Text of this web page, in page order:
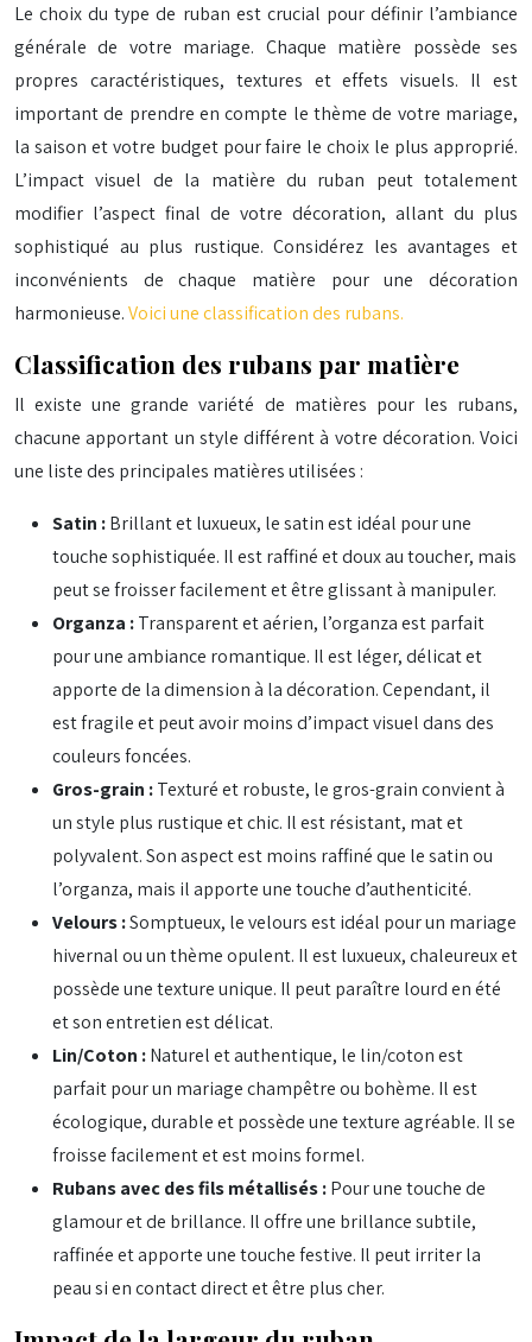
Le choix du type de ruban est crucial pour définir l’ambiance
générale de votre mariage. Chaque matière possède ses
propres caractéristiques, textures et effets visuels. Il est
important de prendre en compte le thème de votre mariage,
la saison et votre budget pour faire le choix le plus approprié.
L’impact visuel de la matière du ruban peut totalement
modifier l’aspect final de votre décoration, allant du plus
sophistiqué au plus rustique. Considérez les avantages et
inconvénients de chaque matière pour une décoration
harmonieuse.Voici une classification des rubans.
Classification des rubans par matière
Il existe une grande variété de matières pour les rubans,
chacune apportant un style différent à votre décoration. Voici
une liste des principales matières utilisées :
Satin :Brillant et luxueux, le satin est idéal pour une
touche sophistiquée. Il est raffiné et doux au toucher, mais
peut se froisser facilement et être glissant à manipuler.
Organza :Transparent et aérien, l’organza est parfait
pour une ambiance romantique. Il est léger, délicat et
apporte de la dimension à la décoration. Cependant, il
est fragile et peut avoir moins d’impact visuel dans des
couleurs foncées.
Gros-grain :Texturé et robuste, le gros-grain convient à
un style plus rustique et chic. Il est résistant, mat et
polyvalent. Son aspect est moins raffiné que le satin ou
l’organza, mais il apporte une touche d’authenticité.
Velours :Somptueux, le velours est idéal pour un mariage
hivernal ou un thème opulent. Il est luxueux, chaleureux et
possède une texture unique. Il peut paraître lourd en été
et son entretien est délicat.
Lin/Coton :Naturel et authentique, le lin/coton est
parfait pour un mariage champêtre ou bohème. Il est
écologique, durable et possède une texture agréable. Il se
froisse facilement et est moins formel.
Rubans avec des fils métallisés :Pour une touche de
glamour et de brillance. Il offre une brillance subtile,
raffinée et apporte une touche festive. Il peut irriter la
peau si en contact direct et être plus cher.